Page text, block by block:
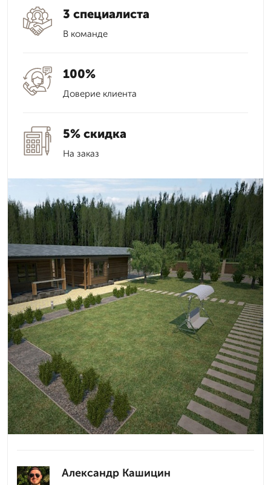
3 специалиста
В команде
100%
Доверие клиента
5% скидка
На заказ
Александр Кашицин